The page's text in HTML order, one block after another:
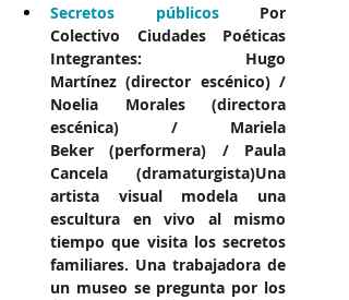
Secretos públicos Por
Colectivo Ciudades Poéticas
Integrantes: Hugo
Martínez (director escénico) /
Noelia Morales (directora
escénica) / Mariela
Beker (performera) / Paula
Cancela (dramaturgista)Una
artista visual modela una
escultura en vivo al mismo
tiempo que visita los secretos
familiares. Una trabajadora de
un museo se pregunta por los